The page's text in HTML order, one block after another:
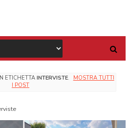
ETICHETTAINTERVISTE.
MOSTRA TUTTI
I POST